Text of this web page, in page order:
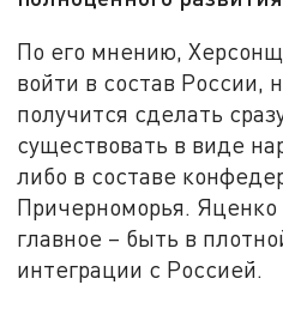
По его мнению,
войти в состав России,
получится сделать
существовать в виде
либо в составе
Причерноморья. Яценко
главное – быть в
интеграции с Россией.